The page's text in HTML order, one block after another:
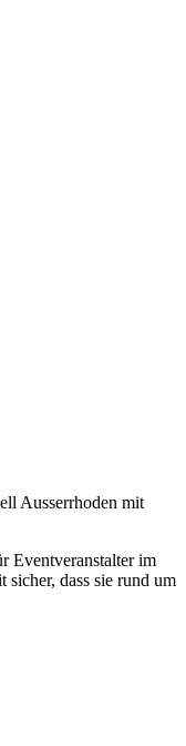
Ausserrhoden mit
Eventveranstalter im
dass sie rund um